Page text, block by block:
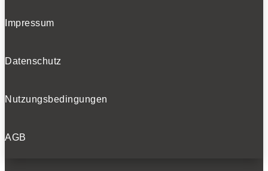
Impressum
Datenschutz
Nutzungsbedingungen
AGB